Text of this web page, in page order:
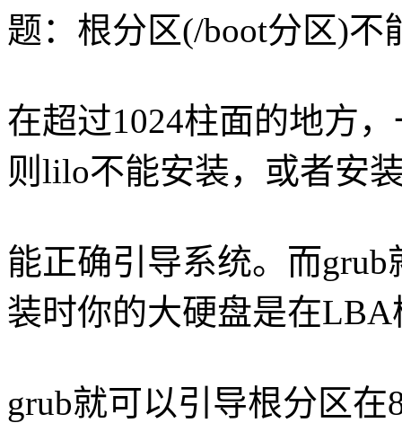
题：根分区(/boot分区)不
在超过1024柱面的地方
则lilo不能安装，或者安
能正确引导系统。而
装时你的大硬盘是在LBA
grub就可以引导根分区